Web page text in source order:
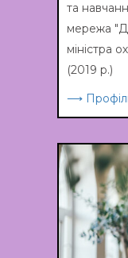
та
мережа
міністра
(2019 р.)
⟶